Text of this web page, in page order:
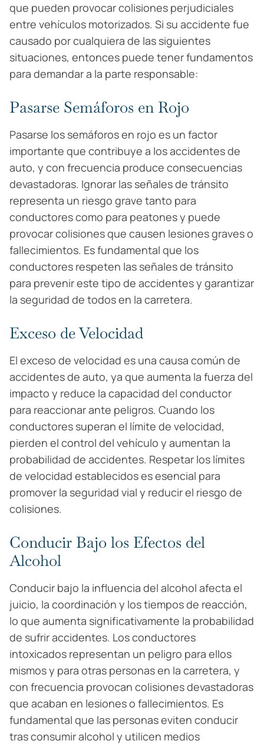
que pueden provocar colisiones perjudiciales
entre vehículos motorizados. Si su accidente fue
causado por cualquiera de las siguientes
situaciones, entonces puede tener fundamentos
para demandar a la parte responsable:
Pasarse Semáforos en Rojo
Pasarse los semáforos en rojo es un factor
importante que contribuye a los accidentes de
auto, y con frecuencia produce consecuencias
devastadoras. Ignorar las señales de tránsito
representa un riesgo grave tanto para
conductores como para peatones y puede
provocar colisiones que causen lesiones graves o
fallecimientos. Es fundamental que los
conductores respeten las señales de tránsito
para prevenir este tipo de accidentes y garantizar
la seguridad de todos en la carretera.
Exceso de Velocidad
El exceso de velocidad es una causa común de
accidentes de auto, ya que aumenta la fuerza del
impacto y reduce la capacidad del conductor
para reaccionar ante peligros. Cuando los
conductores superan el límite de velocidad,
pierden el control del vehículo y aumentan la
probabilidad de accidentes. Respetar los límites
de velocidad establecidos es esencial para
promover la seguridad vial y reducir el riesgo de
colisiones.
Conducir Bajo los Efectos del
Alcohol
Conducir bajo la influencia del alcohol afecta el
juicio, la coordinación y los tiempos de reacción,
lo que aumenta significativamente la probabilidad
de sufrir accidentes. Los conductores
intoxicados representan un peligro para ellos
mismos y para otras personas en la carretera, y
con frecuencia provocan colisiones devastadoras
que acaban en lesiones o fallecimientos. Es
fundamental que las personas eviten conducir
tras consumir alcohol y utilicen medios